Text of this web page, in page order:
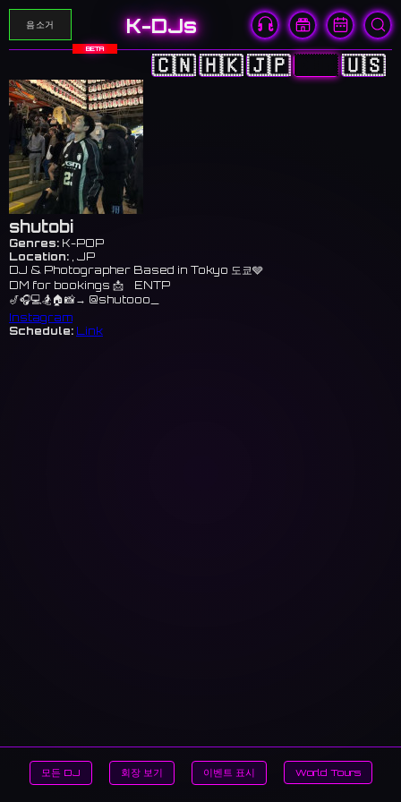
음소거 K-DJs
BETA
🇨🇳🇭🇰🇯🇵🇰🇷 🇺🇸
shutobi
Genres: K-POP
Location: , JP
DJ & Photographer Based in Tokyo 도쿄🩶
DM for bookings 📩 ENTP
🎷🎧💻🏂🏠📸→ @shutooo_
Instagram
Schedule: Link
모든 DJ 회장 보기 이벤트 표시 World Tours